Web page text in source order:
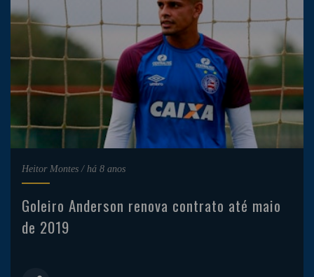
Heitor Montes / há 8 anos
Goleiro Anderson renova contrato até maio
de 2019